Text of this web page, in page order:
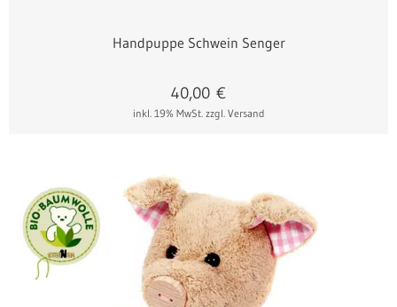
Handpuppe Schwein Senger
inkl. 19% MwSt. zzgl. Versand
40,00 €